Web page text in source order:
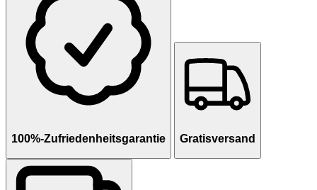
100%-Zufriedenheitsgarantie Gratisversand